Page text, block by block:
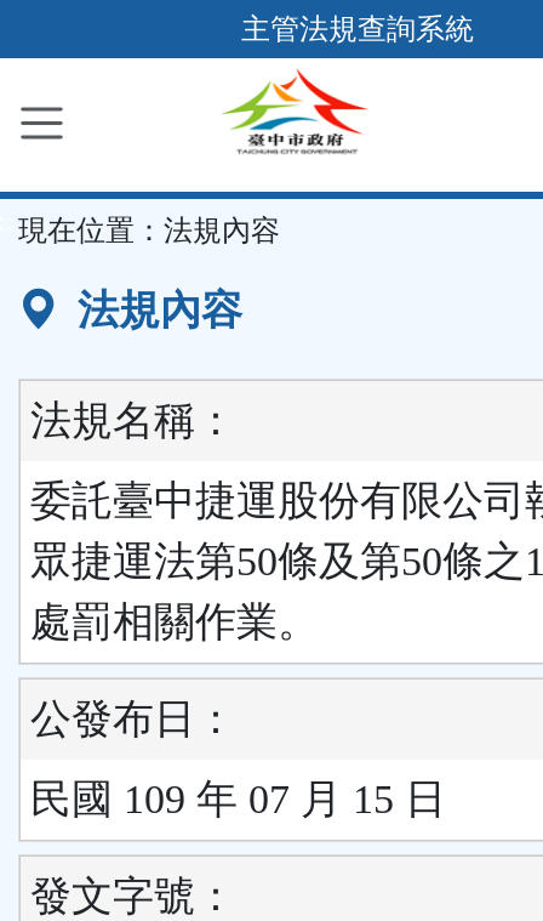
到
要
容
區
主管法規查詢系統
現在位置： 法規內容
法規內容
法規名稱：
委託臺中捷運股份有限公司
眾捷運法第50條及第50條之
處罰相關作業。
公發布日：
民國 109 年 07 月 15 日
發文字號：